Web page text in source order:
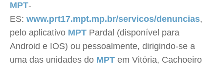
MPT-
ES: www.prt17.mpt.mp.br/servicos/denuncias,
pelo aplicativo MPT Pardal (disponível para
Android e IOS) ou pessoalmente, dirigindo-se a
uma das unidades do MPT em Vitória, Cachoeiro